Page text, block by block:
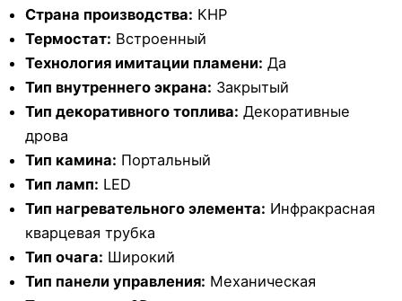
Страна производства: КНР
Термостат: Встроенный
Технология имитации пламени: Да
Тип внутреннего экрана: Закрытый
Тип декоративного топлива: Декоративные
дрова
Тип камина: Портальный
Тип ламп: LED
Тип нагревательного элемента: Инфракрасная
кварцевая трубка
Тип очага: Широкий
Тип панели управления: Механическая